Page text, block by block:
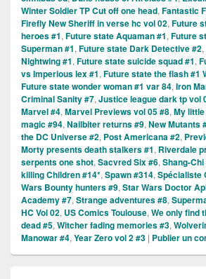
Winter Soldier TP Cut off one head, Fantastic
Firefly New Sheriff in verse hc vol 02, Future
heroes #1, Future state Aquaman #1, Future
Superman #1, Future state Dark Detective #2,
Nightwing #1, Future state suicide squad #1,
vs Imperious lex #1, Future state the flash #1
Future state wonder woman #1 var 84, Iron
Criminal Sanity #7, Justice league dark tp vol
Marvel #4, Marvel Previews vol 05 #8, My
magic #94, Nailbiter returns #9, New Mutants
the DC Universe #2, Post Americana #2,
Morty presents death stalkers #1, Riverdale
serpents one shot, Sacvred Six #6, Shang-Chi
killing Children #14*, Spawn #314, Spécialiste
Wars Bounty hunters #9, Star Wars Doctor
Academy #7, Strange adventures #8,
HC Vol 02, US Comics Toulouse, We only find
dead #5, Witcher fading memories #3,
Manowar #4, Year Zero vol 2 #3 | Publier un